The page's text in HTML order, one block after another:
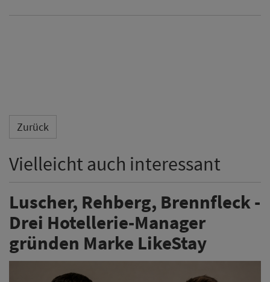
Zurück
Vielleicht auch interessant
Luscher, Rehberg, Brennfleck -
Drei Hotellerie-Manager
gründen Marke LikeStay